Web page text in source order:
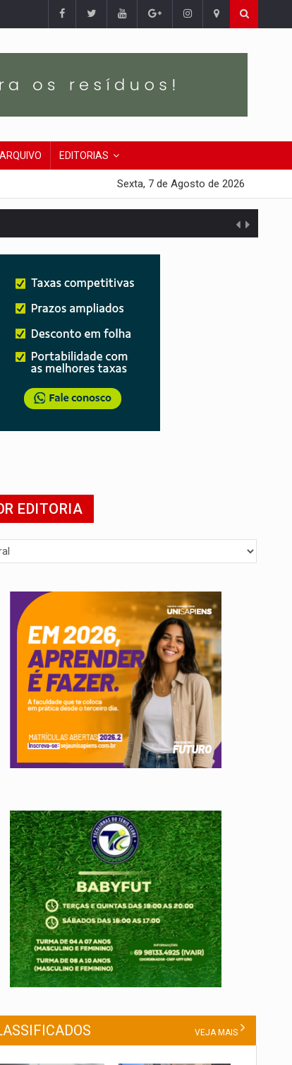
ARQUIVO EDITORIAS
Sexta, 7 de Agosto de 2026
EDITORIA
VEJA MAIS